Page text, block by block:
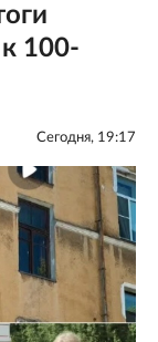
100-
Сегодня, 19:17